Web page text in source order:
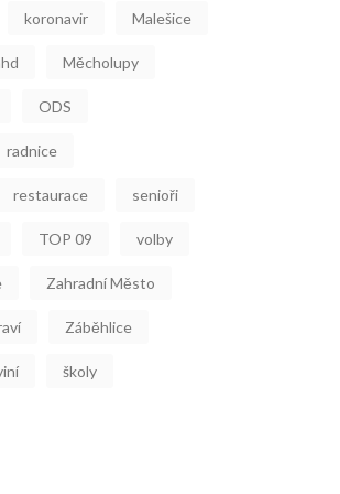
koronavir Malešice
Měcholupy
ODS
radnice
restaurace senioři
TOP 09 volby
Zahradní Město
Záběhlice
školy